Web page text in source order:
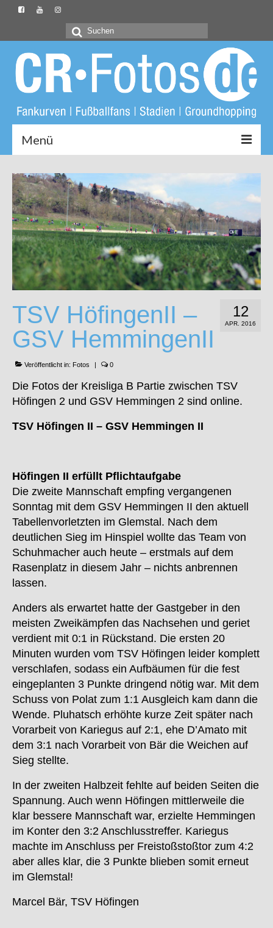
Suchen
Menü
Startseite
CR-Fotos.de
Groundliste
Fotos
Buch: Unter Löwen
12
APR. 2016
TSV HöfingenII –
GSV HemmingenII
Veröffentlicht in: Fotos 0
Die Fotos der Kreisliga B Partie zwischen TSV
Höfingen 2 und GSV Hemmingen 2 sind online.
TSV Höfingen II – GSV Hemmingen II
Höfingen II erfüllt Pflichtaufgabe
Die zweite Mannschaft empfing vergangenen
Sonntag mit dem GSV Hemmingen II den aktuell
Tabellenvorletzten im Glemstal. Nach dem
deutlichen Sieg im Hinspiel wollte das Team von
Schuhmacher auch heute – erstmals auf dem
Rasenplatz in diesem Jahr – nichts anbrennen
lassen.
Anders als erwartet hatte der Gastgeber in den
meisten Zweikämpfen das Nachsehen und geriet
verdient mit 0:1 in Rückstand. Die ersten 20
Minuten wurden vom TSV Höfingen leider komplett
verschlafen, sodass ein Aufbäumen für die fest
eingeplanten 3 Punkte dringend nötig war. Mit dem
Schuss von Polat zum 1:1 Ausgleich kam dann die
Wende. Pluhatsch erhöhte kurze Zeit später nach
Vorarbeit von Kariegus auf 2:1, ehe D’Amato mit
dem 3:1 nach Vorarbeit von Bär die Weichen auf
Sieg stellte.
In der zweiten Halbzeit fehlte auf beiden Seiten die
Spannung. Auch wenn Höfingen mittlerweile die
klar bessere Mannschaft war, erzielte Hemmingen
im Konter den 3:2 Anschlusstreffer. Kariegus
machte im Anschluss per Freistoßstoßtor zum 4:2
aber alles klar, die 3 Punkte blieben somit erneut
im Glemstal!
Marcel Bär, TSV Höfingen